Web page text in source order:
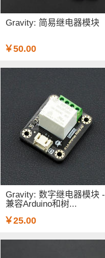
Gravity: 简易继电器模块
￥50.00
Gravity: 数字继电器模块 -
兼容Arduino和树...
￥25.00